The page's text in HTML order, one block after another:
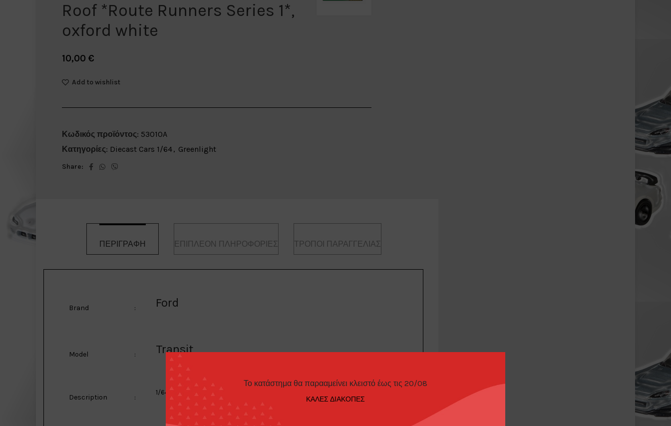
Το κατάστημα θα παρααμείνει κλειστό έως τις 20/08
ΚΑΛΕΣ ΔΙΑΚΟΠΕΣ
Roof *Route Runners Series 1*,
oxford white
10,00 €
Add to wishlist
Κωδικός προϊόντος: 53010A
Κατηγορίες: Diecast Cars 1/64, Greenlight
Share:
ΠΕΡΙΓΡΑΦΉ ΕΠΙΠΛΈΟΝ ΠΛΗΡΟΦΟΡΊΕΣ ΤΡΌΠΟΙ ΠΑΡΑΓΓΕΛΊΑΣ
Brand : Ford
Model : Transit
Description :
1/64 2015 Ford Transit LWB High Roof *Route Runners Series 1*, oxford white